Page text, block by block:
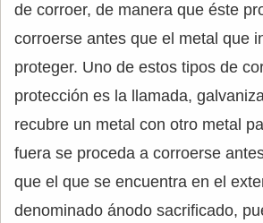
de corroer, de manera que éste
corroerse antes que el metal que
proteger. Uno de estos tipos de
protección es la llamada,
recubre un metal con otro metal
fuera se proceda a corroerse
que el que se encuentra en el
denominado ánodo sacrificado,